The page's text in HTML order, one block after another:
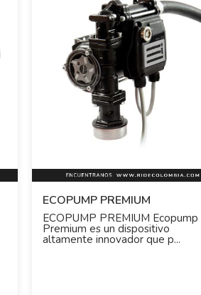
ECOPUMP PREMIUM
ECOPUMP PREMIUM Ecopump
Premium es un dispositivo
altamente innovador que p...